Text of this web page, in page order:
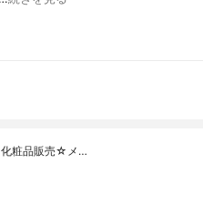
化粧品販売☆メ…